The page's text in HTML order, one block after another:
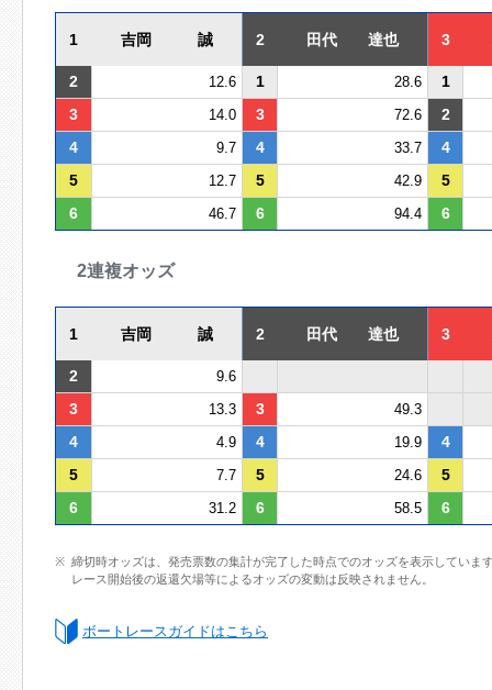
1 吉岡 誠 2 田代 達也 3
2 12.6 1 28.6
1
3
14.0 3 72.6
2
4
9.7 4 33.7
4
5
12.7 5 42.9
5
6
46.7 6 94.4 6
2連複オッズ
1 吉岡 誠 2 田代 達也 3
2 9.6
3 13.3 3 49.3
4 4.9 4 19.9
4
5
7.7 5 24.6
5
6
31.2 6 58.5 6
締切時オッズは、発売票数の集計が完了した時点でのオッズを表示していま
レース開始後の返還欠場等によるオッズの変動は反映されません。
ボートレースガイドはこちら